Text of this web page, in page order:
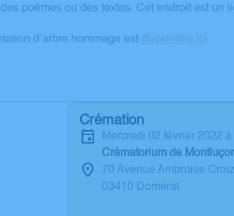
poèmes ou des textes. Cet endroit est
d’arbre hommage est disponible ici .
Crémation
mercredi 02 février 2022
Crématorium de
70 Avenue Ambroise
03410 Domérat